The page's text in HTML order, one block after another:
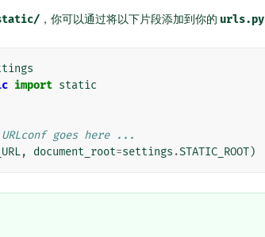
，你可以通过将以下片段添加到你的 urls.py
import static
goes here ...
, document_root=settings .STATIC_ROOT)